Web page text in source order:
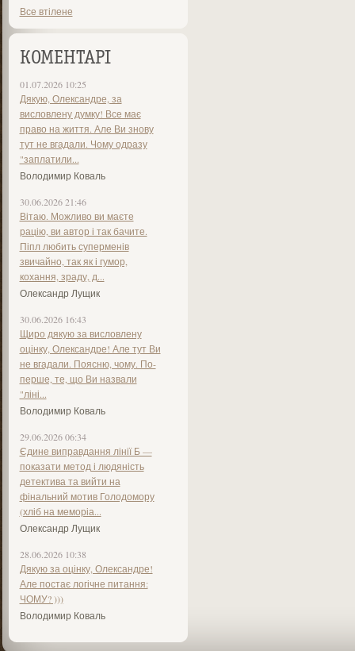
Все втілене
КОМЕНТАРІ
01.07.2026 10:25
Дякую, Олександре, за
висловлену думку! Все має
право на життя. Але Ви знову
тут не вгадали. Чому одразу
"заплатили...
Володимир Коваль
30.06.2026 21:46
Вітаю. Можливо ви маєте
рацію, ви автор і так бачите.
Піпл любить суперменів
звичайно, так як і гумор,
кохання, зраду, д...
Олександр Лущик
30.06.2026 16:43
Щиро дякую за висловлену
оцінку, Олександре! Але тут Ви
не вгадали. Поясню, чому. По-
перше, те, що Ви назвали
"ліні...
Володимир Коваль
29.06.2026 06:34
Єдине виправдання лінії Б —
показати метод і людяність
детектива та вийти на
фінальний мотив Голодомору
(хліб на меморіа...
Олександр Лущик
28.06.2026 10:38
Дякую за оцінку, Олександре!
Але постає логічне питання:
ЧОМУ? )))
Володимир Коваль